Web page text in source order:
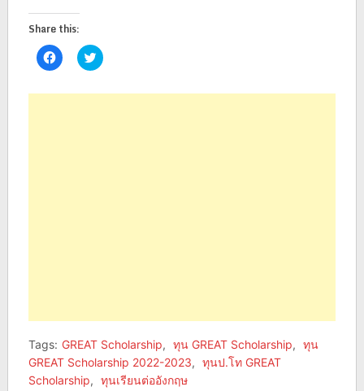
Share this:
Click
to
Facebook
Click
to
Twitter
Tags: GREAT Scholarship, ทุน GREAT Scholarship, ทุน
GREAT Scholarship 2022-2023, ทุนป.โท GREAT
Scholarship, ทุนเรียนต่ออังกฤษ